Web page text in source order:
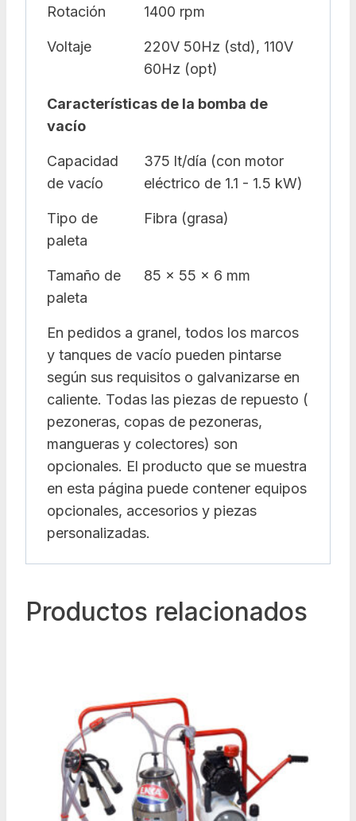
Rotación 1400 rpm
Voltaje
220V 50Hz (std), 110V
60Hz (opt)
Características de la bomba de
vacío
Capacidad
de vacío
375 lt/día (con motor
eléctrico de 1.1 - 1.5 kW)
Tipo de
paleta
Fibra (grasa)
Tamaño de
paleta
85 x 55 x 6 mm
En pedidos a granel, todos los marcos
y tanques de vacío pueden pintarse
según sus requisitos o galvanizarse en
caliente. Todas las piezas de repuesto (
pezoneras, copas de pezoneras,
mangueras y colectores) son
opcionales. El producto que se muestra
en esta página puede contener equipos
opcionales, accesorios y piezas
personalizadas.
Productos relacionados